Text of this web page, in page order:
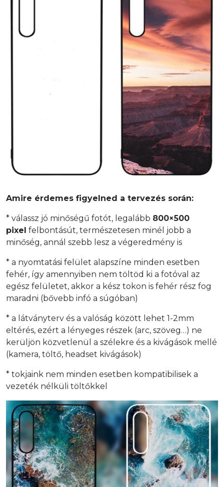
Amire érdemes figyelned a tervezés során:
* válassz jó minőségű fotót, legalább 800×500
pixel felbontásút, természetesen minél jobb a
minőség, annál szebb lesz a végeredmény is
* a nyomtatási felület alapszíne minden esetben
fehér, így amennyiben nem töltöd ki a fotóval az
egész felületet, akkor a kész tokon is fehér rész fog
maradni (bővebb infó a súgóban)
* a látványterv és a valóság között lehet 1-2mm
eltérés, ezért a lényeges részek (arc, szöveg…) ne
kerüljön közvetlenül a szélekre és a kivágások mellé
(kamera, töltő, headset kivágások)
* tokjaink nem minden esetben kompatibilisek a
vezeték nélküli töltőkkel